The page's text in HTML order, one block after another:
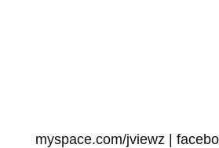
myspace.com/jviewz |